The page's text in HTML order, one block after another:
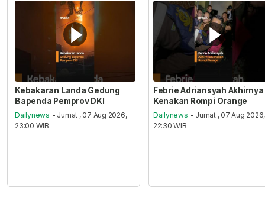
Kebakaran Landa Gedung
Bapenda Pemprov DKI
Dailynews - Jumat , 07 Aug 2026,
23:00 WIB
Febrie Adriansyah Akhirnya
Kenakan Rompi Orange
Dailynews - Jumat , 07 Aug 2026,
22:30 WIB